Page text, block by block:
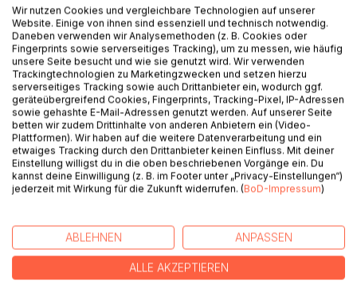
BESCHREIBUNG
-I have just returned from a visit to my landlord-the solitary
neighbour that I shall be troubled with. This is certainly a
beautiful country! In all England, I do not believe that I could
have fixed on a situation so completely removed from the
desolation between us. A capital fellow! He little imagined
how my heart warmed towards him when I beheld his black
eyes withdraw so suspiciously under their brows, as I rode
Wir nutzen Cookies und vergleichbare Technologien auf unserer
Website. Einige von ihnen sind essenziell und technisch notwendig.
Daneben verwenden wir Analysemethoden (z. B. Cookies oder
Fingerprints sowie serverseitiges Tracking), um zu messen, wie häufig
unsere Seite besucht und wie sie genutzt wird. Wir verwenden
Trackingtechnologien zu Marketingzwecken und setzen hierzu
serverseitiges Tracking sowie auch Drittanbieter ein, wodurch ggf.
geräteübergreifend Cookies, Fingerprints, Tracking-Pixel, IP-Adressen
sowie gehashte E-Mail-Adressen genutzt werden. Auf unserer Seite
betten wir zudem Drittinhalte von anderen Anbietern ein (Video-
Plattformen). Wir haben auf die weitere Datenverarbeitung und ein
etwaiges Tracking durch den Drittanbieter keinen Einfluss. Mit deiner
Einstellung willigst du in die oben beschriebenen Vorgänge ein. Du
kannst deine Einwilligung (z. B. im Footer unter „Privacy-Einstellungen“)
jederzeit mit Wirkung für die Zukunft widerrufen. (BoD-Impressum)
ABLEHNEN ANPASSEN
ALLE AKZEPTIEREN